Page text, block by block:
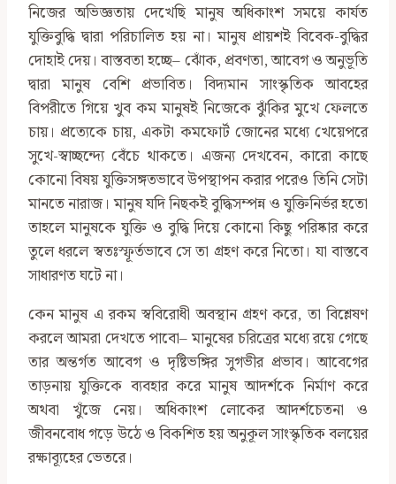
নিজের অভিজ্ঞতায় দেখেছি মানুষ অধিকাংশ সময়ে কার্যত
যুক্তিবুদ্ধি দ্বারা পরিচালিত হয় না। মানুষ প্রায়শই বিবেক-বুদ্ধির
দোহাই দেয়। বাস্তবতা হচ্ছে– ঝোঁক, প্রবণতা, আবেগ ও অনুভূতি
দ্বারা মানুষ বেশি প্রভাবিত। বিদ্যমান সাংস্কৃতিক আবহের
বিপরীতে গিয়ে খুব কম মানুষই নিজেকে ঝুঁকির মুখে ফেলতে
চায়। প্রত্যেকে চায়, একটা কমফোর্ট জোনের মধ্যে খেয়েপরে
সুখে-স্বাচ্ছন্দ্যে বেঁচে থাকতে। এজন্য দেখবেন, কারো কাছে
কোনো বিষয় যুক্তিসঙ্গতভাবে উপস্থাপন করার পরেও তিনি সেটা
মানতে নারাজ। মানুষ যদি নিছকই বুদ্ধিসম্পন্ন ও যুক্তিনির্ভর হতো
তাহলে মানুষকে যুক্তি ও বুদ্ধি দিয়ে কোনো কিছু পরিষ্কার করে
তুলে ধরলে স্বতঃস্ফূর্তভাবে সে তা গ্রহণ করে নিতো। যা বাস্তবে
সাধারণত ঘটে না।
কেন মানুষ এ রকম স্ববিরোধী অবস্থান গ্রহণ করে, তা বিশ্লেষণ
করলে আমরা দেখতে পাবো– মানুষের চরিত্রের মধ্যে রয়ে গেছে
তার অন্তর্গত আবেগ ও দৃষ্টিভঙ্গির সুগভীর প্রভাব। আবেগের
তাড়নায় যুক্তিকে ব্যবহার করে মানুষ আদর্শকে নির্মাণ করে
অথবা খুঁজে নেয়। অধিকাংশ লোকের আদর্শচেতনা ও
জীবনবোধ গড়ে উঠে ও বিকশিত হয় অনুকূল সাংস্কৃতিক বলয়ের
রক্ষাব্যূহের ভেতরে।